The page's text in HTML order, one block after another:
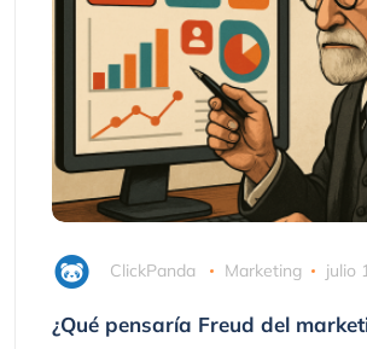
ClickPanda Marketing julio
¿Qué pensaría Freud del